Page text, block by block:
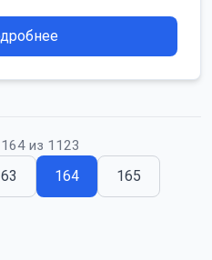
из 1123
164 165